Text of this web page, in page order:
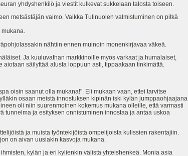
yhdyshenkilö ja viestit kulkevat sukkelaan talosta toiseen.
metsästäjän vaimo. Vaikka Tulinuolen valmistuminen on pitkä
mukana.
nähtiin ennen muinoin monenkirjavaa väkeä.
Ja kuuluvathan markkinoille myös varkaat ja humalaiset,
säilyttää alusta loppuun asti, tippaakaan tinkimättä.
oisin saanut olla mukana!". Eli mukaan vaan, ettei tarvitse
osaan meistä innostuksen kipinän iski kylän jumppaohjaajana
oli niin suurenmoinen kokemus mukana olleille, että varmasti
tunnelma ja esityksen onnistuminen innostaa ja antaa uskoa
ja muista työntekijöistä ompelijoista kulissien rakentajiin.
on aivan uusiakin kasvoja mukana.
kylän ja eri kylienkin välistä yhteishenkeä. Monia asia